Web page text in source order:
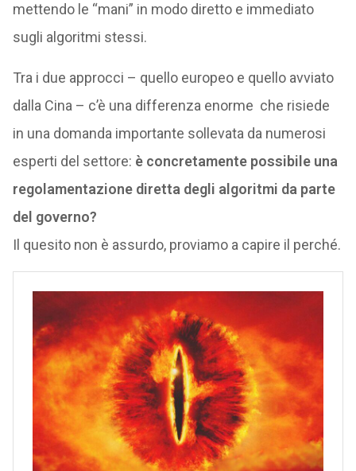
mettendo le “mani” in modo diretto e immediato
sugli algoritmi stessi.
Tra i due approcci – quello europeo e quello avviato
dalla Cina – c’è una differenza enorme che risiede
in una domanda importante sollevata da numerosi
esperti del settore: è concretamente possibile una
regolamentazione diretta degli algoritmi da parte
del governo?
Il quesito non è assurdo, proviamo a capire il perché.